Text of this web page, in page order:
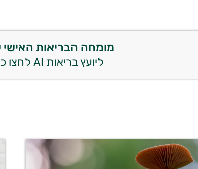
מומחה הבריאות
ליועץ בריאות AI לחצו כאן